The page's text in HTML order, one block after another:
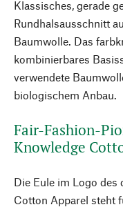
Klassisches, gerade
Rundhalsausschnitt
Baumwolle. Das
kombinierbares
verwendete
biologischem Anbau.
Fair-Fashion-
Knowledge
Die Eule im Logo des
Cotton Apparel steht